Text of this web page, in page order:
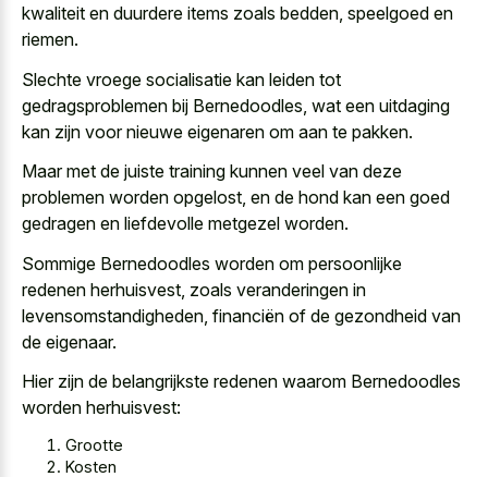
kwaliteit en duurdere items zoals bedden, speelgoed en
riemen.
Slechte vroege socialisatie kan leiden tot
gedragsproblemen bij Bernedoodles, wat een uitdaging
kan zijn voor nieuwe eigenaren om aan te pakken.
Maar met de juiste training kunnen veel van deze
problemen worden opgelost, en de hond kan een goed
gedragen en liefdevolle metgezel worden.
Sommige Bernedoodles worden om persoonlijke
redenen herhuisvest, zoals veranderingen in
levensomstandigheden, financiën of de gezondheid van
de eigenaar.
Hier zijn de belangrijkste redenen waarom Bernedoodles
worden herhuisvest:
Grootte
Kosten